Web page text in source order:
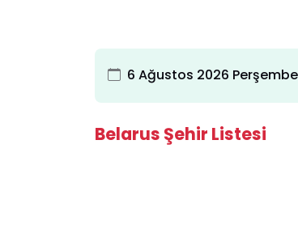
6 Ağustos 2026 Perşembe
Belarus Şehir Listesi